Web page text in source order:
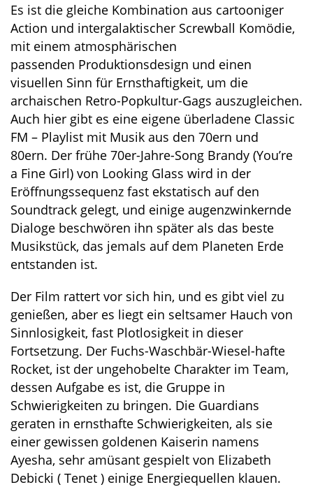
Es ist die gleiche Kombination aus cartooniger
Action und intergalaktischer Screwball Komödie,
mit einem atmosphärischen
passenden Produktionsdesign und einen
visuellen Sinn für Ernsthaftigkeit, um die
archaischen Retro-Popkultur-Gags auszugleichen.
Auch hier gibt es eine eigene überladene Classic
FM – Playlist mit Musik aus den 70ern und
80ern. Der frühe 70er-Jahre-Song Brandy (You’re
a Fine Girl) von Looking Glass wird in der
Eröffnungssequenz fast ekstatisch auf den
Soundtrack gelegt, und einige augenzwinkernde
Dialoge beschwören ihn später als das beste
Musikstück, das jemals auf dem Planeten Erde
entstanden ist.
Der Film rattert vor sich hin, und es gibt viel zu
genießen, aber es liegt ein seltsamer Hauch von
Sinnlosigkeit, fast Plotlosigkeit in dieser
Fortsetzung. Der Fuchs-Waschbär-Wiesel-hafte
Rocket, ist der ungehobelte Charakter im Team,
dessen Aufgabe es ist, die Gruppe in
Schwierigkeiten zu bringen. Die Guardians
geraten in ernsthafte Schwierigkeiten, als sie
einer gewissen goldenen Kaiserin namens
Ayesha, sehr amüsant gespielt von Elizabeth
Debicki ( Tenet ) einige Energiequellen klauen.